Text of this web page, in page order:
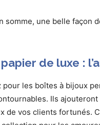
somme, une belle façon
de luxe :
les boîtes à bijoux
Ils
de vos clients fortunés.